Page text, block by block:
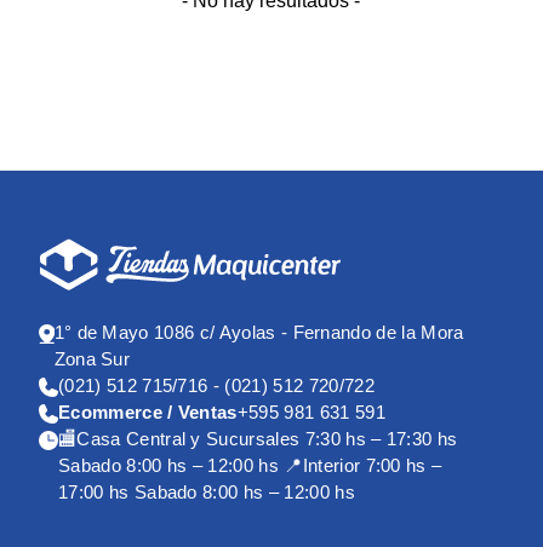
1° de Mayo 1086 c/ Ayolas - Fernando de la Mora
Zona Sur
(021) 512 715/716 - (021) 512 720/722
Ecommerce / Ventas+595 981 631 591
🏬Casa Central y Sucursales 7:30 hs – 17:30 hs
Sabado 8:00 hs – 12:00 hs 📍Interior 7:00 hs –
17:00 hs Sabado 8:00 hs – 12:00 hs